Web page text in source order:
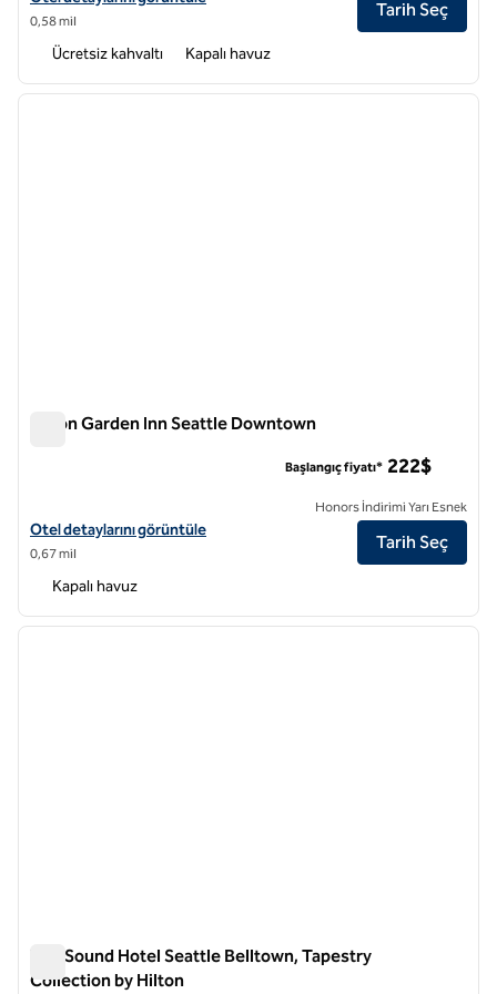
0,58 mil
Tarih Seç
Ücretsiz kahvaltı Kapalı havuz
1 / 12
Hilton Garden Inn Seattle Downtown
Hilton Garden Inn Seattle Downtown için otel detaylarını
Otel detaylarını görüntüle
0,67 mil
Başlangıç fiyatı* 222$
Honors İndirimi Yarı Esnek
Tarih Seç
Kapalı havuz
1 / 12
The Sound Hotel Seattle Belltown, Tapestry
Collection by Hilton